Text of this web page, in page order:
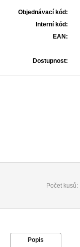
Objednávací kód:
Interní kód:
EAN:
Dostupnost:
Počet kusů:
Popis